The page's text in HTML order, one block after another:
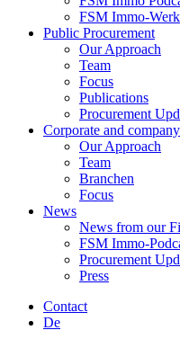
FSM Immo-
Public Procurement
Our Approach
Team
Focus
Publications
Procurement
Corporate and
Our Approach
Team
Branchen
Focus
News
News from our
FSM Immo-
Procurement
Press
Contact
De